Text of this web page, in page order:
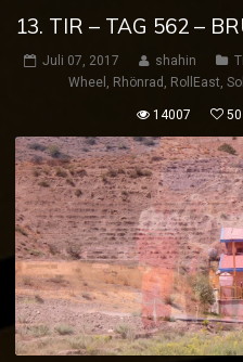
13. TIR – TAG 562 –
Juli 07, 2017 shahin
Wheel , Rhönrad , RollEast,
14007 50